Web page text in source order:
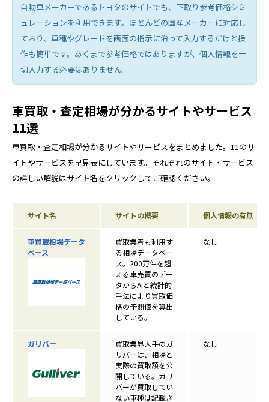
自動車メーカーであるトヨタのサイトでも、下取り参考価格シミ
ュレーションを利用できます。ほとんどの国産メーカーに対応し
ており、車種やグレードを画面の指示に沿って入力するだけと操
作も簡単です。あくまで参考価格ではありますが、個人情報を一
切入力する必要はありません。
車買取・査定相場が分かるサイトやサービス
11選
車買取・査定相場が分かるサイトやサービスをまとめました。11のサ
イトやサービスを早見表にしています。それぞれのサイト・サービス
の詳しい解説はサイト名をクリックしてご確認ください。
サイト名 サイトの概要 個人情報の有無
車買取相場データ
ベース
買取業者も利用す
る相場データベー
ス。200万件を超
える車売買のデー
タからAIと統計的
手法により買取価
格の予測値を算出
している。
なし
ガリバー
買取業界大手のガ
リバーは、相場と
実際の買取額を公
開している。ガリ
バーが買取してい
ない車種は記載さ
なし